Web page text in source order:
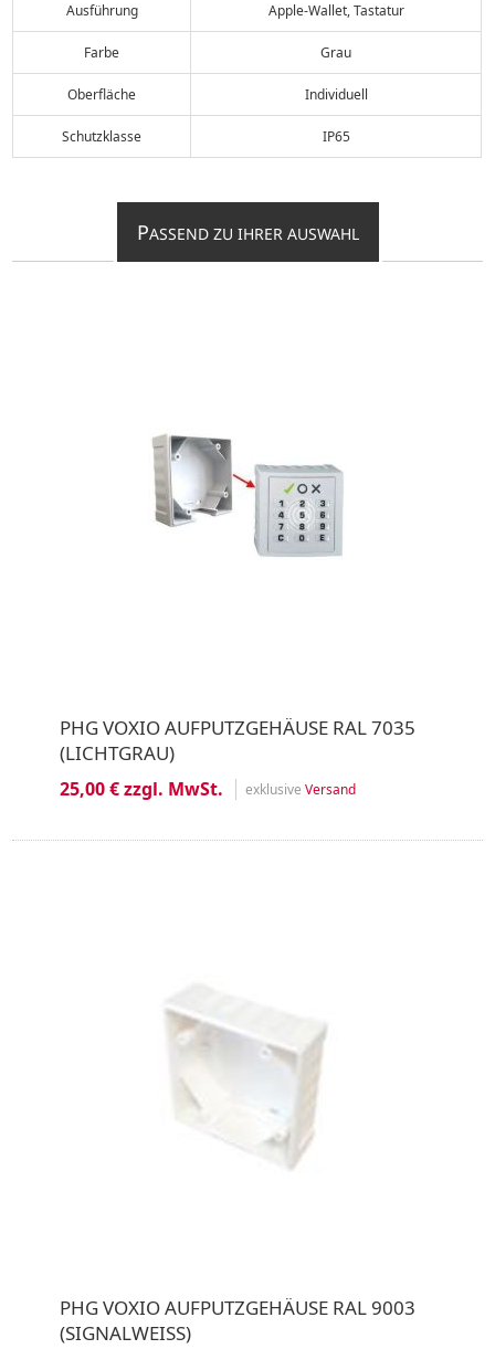
Ausführung Apple-Wallet, Tastatur
Farbe Grau
Oberfläche Individuell
Schutzklasse IP65
PASSEND ZU IHRER AUSWAHL
PHG VOXIO AUFPUTZGEHÄUSE RAL 7035
(LICHTGRAU)
25,00 € zzgl. MwSt. exklusive Versand
PHG VOXIO AUFPUTZGEHÄUSE RAL 9003
(SIGNALWEISS)